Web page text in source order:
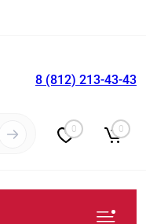
Вход Регистрация
8 (812) 213-43-43
0 0